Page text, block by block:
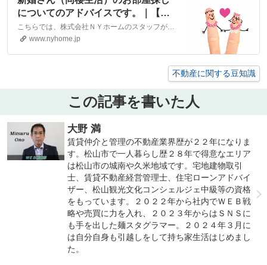
についてのアドバイスです。｜【エ
イブルネットワーク】(株)NYホー
ム 松山市・大洲市の賃貸・不動産
こちらでは、株式会社ＮＹホームのスタッフが執筆したスタッフブログ記事、「新婚さん（同棲生活）のお部屋探しについてのアドバイスです。」をご紹介しております。他にも様々なテーマの記事がありますので、お住まい探しの合間にぜひご一読ください！
www.nyhome.jp
不動産に関する豆知識
この記事を書いた人
大野 満
賃貸仲介と管理の不動産業界歴が２２年になりま
す。松山市で一人暮らし歴２８年で得意なエリア
は松山市の城南や久米地域です。宅地建物取引
士、賃貸不動産経営管理士、住宅ローンアドバイ
ザー、松山観光文化コンシェルジェ中級等の資格
をもっています。２０２２年から社内でＷＥＢ戦
略や売買に力を入れ、２０２３年からはＳＮＳに
も手を出した麺スタグラマー。２０２４年３月に
は自分自身も引越しをして持ち家生活はじめまし
た。